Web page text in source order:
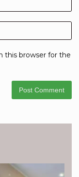
this browser for the